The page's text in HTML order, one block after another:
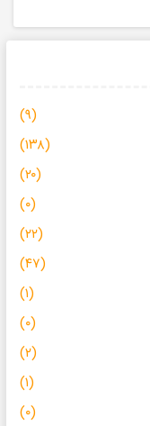
(۹)
(۱۳۸)
(۲۰)
(۰)
(۲۲)
(۴۷)
(۱)
(۰)
(۲)
(۱)
(۰)